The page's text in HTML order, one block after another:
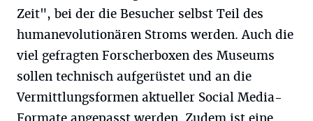
Zeit", bei der die Besucher selbst Teil des
humanevolutionären Stroms werden. Auch die
viel gefragten Forscherboxen des Museums
sollen technisch aufgerüstet und an die
Vermittlungsformen aktueller Social Media-